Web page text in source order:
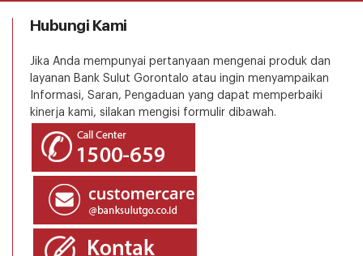
Hubungi Kami
Jika Anda mempunyai pertanyaan mengenai produk dan
layanan Bank Sulut Gorontalo atau ingin menyampaikan
Informasi, Saran, Pengaduan yang dapat memperbaiki
kinerja kami, silakan mengisi formulir dibawah.